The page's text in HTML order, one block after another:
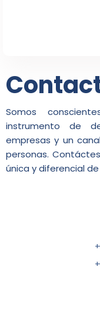
Somos
instrumento de
empresas y un
personas.
única y diferencial